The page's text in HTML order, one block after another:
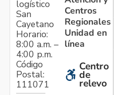
logístico
San
Cayetano
Horario:
8:00 a.m. –
4:00 p.m.
Código
Postal:
111071
Centros
Regionales
Unidad en
línea
Centro
de
relevo